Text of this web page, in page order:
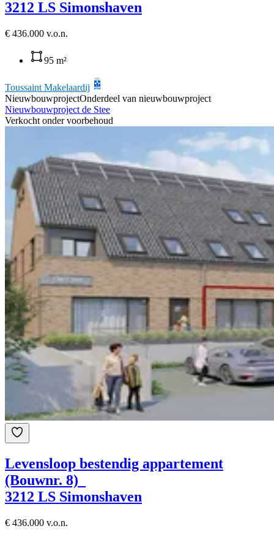
3212 LS Simonshaven
€ 436.000 v.o.n.
95 m²
Toussaint Makelaardij
NieuwbouwprojectOnderdeel van nieuwbouwproject
Nieuwbouwproject de Stee
Verkocht onder voorbehoud
Levensloop bestendig appartement
(Bouwnr. 8)
3212 LS Simonshaven
€ 436.000 v.o.n.